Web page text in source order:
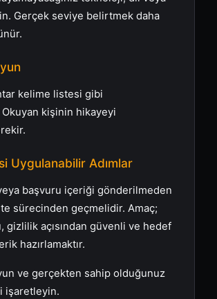
Gerçek seviye belirtmek daha
kelime listesi gibi
kişinin hikayeyi
Uygulanabilir Adımlar
başvuru içeriği gönderilmeden
sürecinden geçmelidir. Amaç;
gizlilik açısından güvenli ve hedef
hazırlamaktır.
ve gerçekten sahip olduğunuz
işaretleyin.